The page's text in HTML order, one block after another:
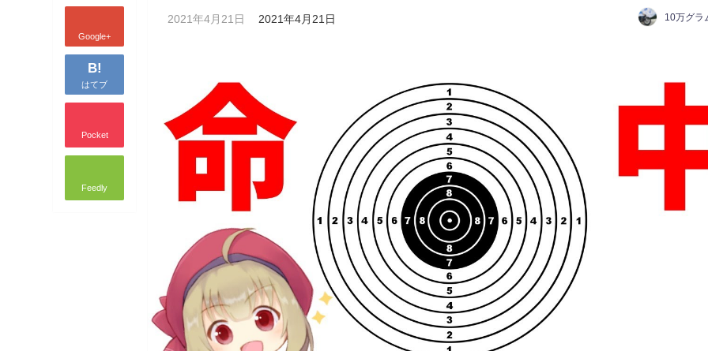
Google+
B!
はてブ
Pocket
Feedly
2021年4月21日 2021年4月21日 10万グラ